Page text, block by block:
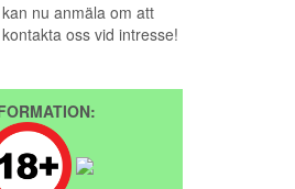
nu anmäla om att
oss vid intresse!